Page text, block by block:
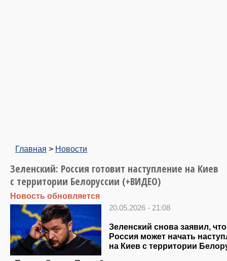
Главная > Новости
Зеленский: Россия готовит наступление на Киев
с территории Белоруссии (+ВИДЕО)
Новость обновляется
20.05.2026 - 21:08
Зеленский снова заявил, что
Россия может начать
на Киев с территории